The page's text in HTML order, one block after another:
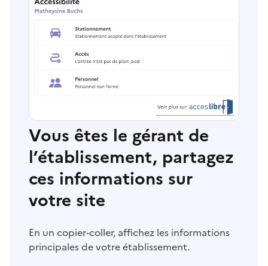
Vous êtes le gérant de
l’établissement, partagez
ces informations sur
votre site
En un copier-coller, affichez les informations
principales de votre établissement.